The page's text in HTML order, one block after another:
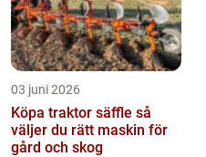
03 juni 2026
Köpa traktor säffle så
väljer du rätt maskin för
gård och skog